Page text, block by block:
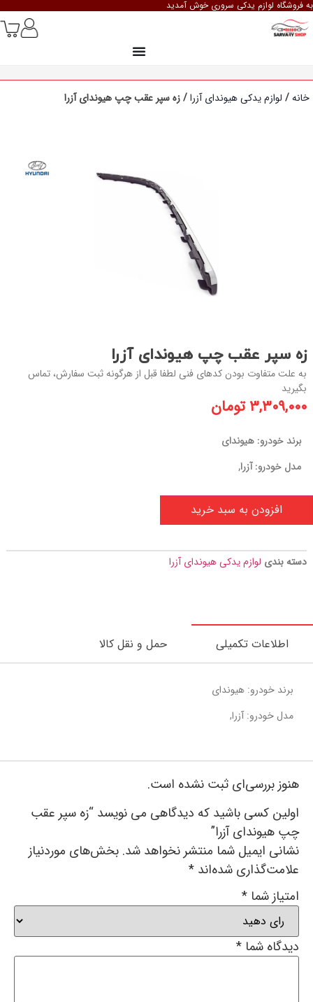
به فروشگاه لوازم یدکی سروری خوش آمدید
خانه/ لوازم یدکی هیوندای آزرا/ زه سپر عقب چپ هیوندای آزرا
زه سپر عقب چپ هیوندای آزرا
به علت متفاوت بودن کدهای فنی لطفا قبل از هرگونه ثبت سفارش، تماس
بگیرید
۳,۳۰۹,۰۰۰تومان
برند خودرو: هیوندای
مدل خودرو: آزرا,
افزودن به سبد خرید
دسته بندی لوازم یدکی هیوندای آزرا
اطلاعات تکمیلی حمل و نقل کالا
برند خودرو: هیوندای
مدل خودرو: آزرا,
هنوز بررسی‌ای ثبت نشده است.
اولین کسی باشید که دیدگاهی می نویسد “زه سپر عقب
چپ هیوندای آزرا”
نشانی ایمیل شما منتشر نخواهد شد. بخش‌های موردنیاز
علامت‌گذاری شده‌اند *
امتیاز شما *
دیدگاه شما *